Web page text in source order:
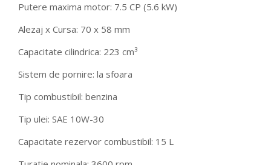
Putere maxima motor: 7.5 CP (5.6 kW)
Alezaj x Cursa: 70 x 58 mm
Capacitate cilindrica: 223 cm³
Sistem de pornire: la sfoara
Tip combustibil: benzina
Tip ulei: SAE 10W-30
Capacitate rezervor combustibil: 15 L